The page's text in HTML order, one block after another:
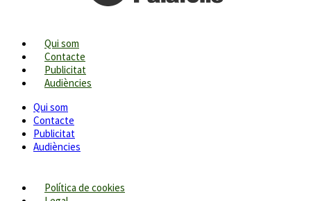
Qui som
Contacte
Publicitat
Audiències
Qui som
Contacte
Publicitat
Audiències
Política de cookies